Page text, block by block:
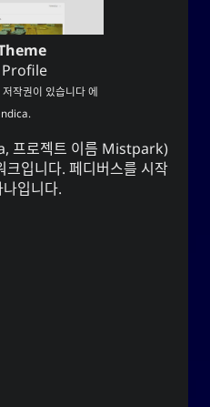
작권이 있습니다 에
.
, 프로젝트 이름 Mistpark)
크입니다. 페디버스를 시작
입니다.